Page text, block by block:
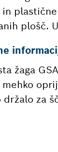
in
plošč.
žaga
mehko
za